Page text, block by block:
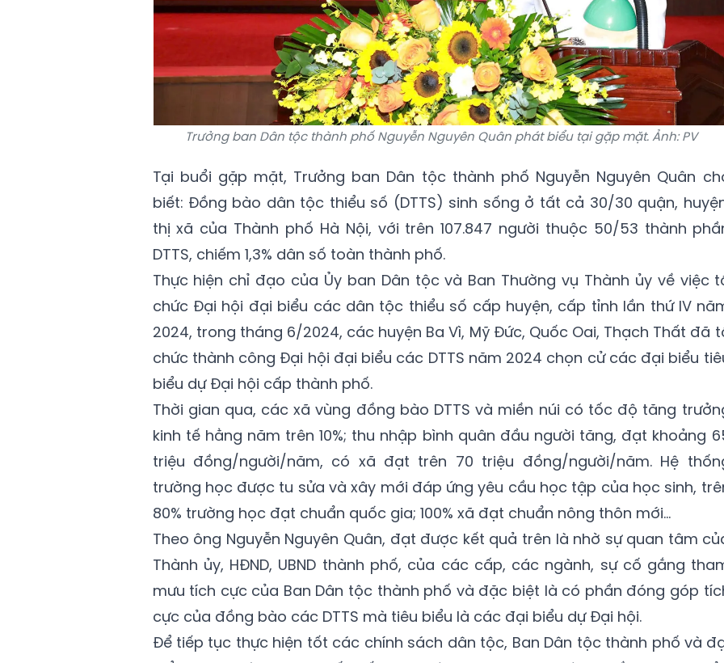
Trưởng ban Dân tộc thành phố Nguyễn Nguyên Quân phát biểu tại gặp mặt.Ảnh: PV
Tại buổi gặp mặt, Trưởng ban Dân tộc thành phố Nguyễn Nguyên Quân
biết: Đồng bào dân tộc thiểu số (DTTS) sinh sống ở tất cả 30/30 quận,
thị xã của Thành phố Hà Nội, với trên 107.847 người thuộc 50/53 thành
DTTS, chiếm 1,3% dân số toàn thành phố.
Thực hiện chỉ đạo của Ủy ban Dân tộc và Ban Thường vụ Thành ủy về việc
chức Đại hội đại biểu các dân tộc thiểu số cấp huyện, cấp tỉnh lần thứ IV
2024, trong tháng 6/2024, các huyện Ba Vì, Mỹ Đức, Quốc Oai, Thạch Thất đã
chức thành công Đại hội đại biểu các DTTS năm 2024 chọn cử các đại biểu
biểu dự Đại hội cấp thành phố.
Thời gian qua, các xã vùng đồng bào DTTS và miền núi có tốc độ tăng
kinh tế hằng năm trên 10%; thu nhập bình quân đầu người tăng, đạt khoảng
triệu đồng/người/năm, có xã đạt trên 70 triệu đồng/người/năm. Hệ
trường học được tu sửa và xây mới đáp ứng yêu cầu học tập của học sinh,
80% trường học đạt chuẩn quốc gia; 100% xã đạt chuẩn nông thôn mới...
Theo ông Nguyễn Nguyên Quân, đạt được kết quả trên là nhờ sự quan tâm
Thành ủy, HĐND, UBND thành phố, của các cấp, các ngành, sự cố gắng
mưu tích cực của Ban Dân tộc thành phố và đặc biệt là có phần đóng góp
cực của đồng bào các DTTS mà tiêu biểu là các đại biểu dự Đại hội.
Để tiếp tục thực hiện tốt các chính sách dân tộc, Ban Dân tộc thành phố và